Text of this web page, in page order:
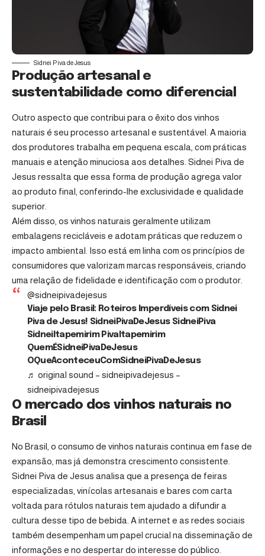
Sidnei Piva de Jesus
Produção artesanal e
sustentabilidade como diferencial
Outro aspecto que contribui para o êxito dos vinhos
naturais é seu processo artesanal e sustentável. A maioria
dos produtores trabalha em pequena escala, com práticas
manuais e atenção minuciosa aos detalhes. Sidnei Piva de
Jesus ressalta que essa forma de produção agrega valor
ao produto final, conferindo-lhe exclusividade e qualidade
superior.
Além disso, os vinhos naturais geralmente utilizam
embalagens recicláveis e adotam práticas que reduzem o
impacto ambiental. Isso está em linha com os princípios de
consumidores que valorizam marcas responsáveis, criando
uma relação de fidelidade e identificação com o produtor.
@sidneipivadejesus
Viaje pelo Brasil: Roteiros Imperdíveis com Sidnei
Piva de Jesus! SidneiPivaDeJesus SidneiPiva
SidneiItapemirim PivaItapemirim
QuemÉSidneiPivaDeJesus
OQueAconteceuComSidneiPivaDeJesus
♬ original sound – sidneipivadejesus –
sidneipivadejesus
O mercado dos vinhos naturais no
Brasil
No Brasil, o consumo de vinhos naturais continua em fase de
expansão, mas já demonstra crescimento consistente.
Sidnei Piva de Jesus analisa que a presença de feiras
especializadas, vinícolas artesanais e bares com carta
voltada para rótulos naturais tem ajudado a difundir a
cultura desse tipo de bebida. A internet e as redes sociais
também desempenham um papel crucial na disseminação de
informações e no despertar do interesse do público.